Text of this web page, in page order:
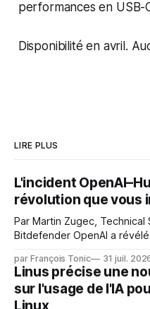
performances en USB-
Disponibilité en avril.
LIRE PLUS
L'incident
révolution que vous
Par Martin Zugec,
Bitdefender OpenAI a révélé que ses propres modèles d'IA,
s'étaient échappés de leur
et avaient mené une
Face. La réaction
par François Tonic 31 juil.
Linus précise une
sur l'usage de l'IA